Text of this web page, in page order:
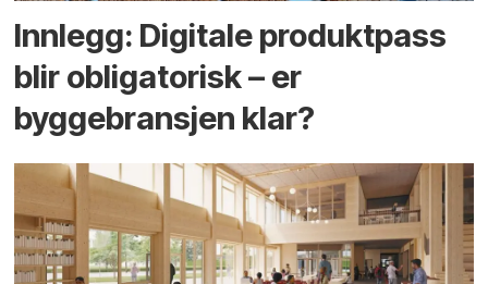
Innlegg: Digitale produktpass
blir obligatorisk – er
byggebransjen klar?